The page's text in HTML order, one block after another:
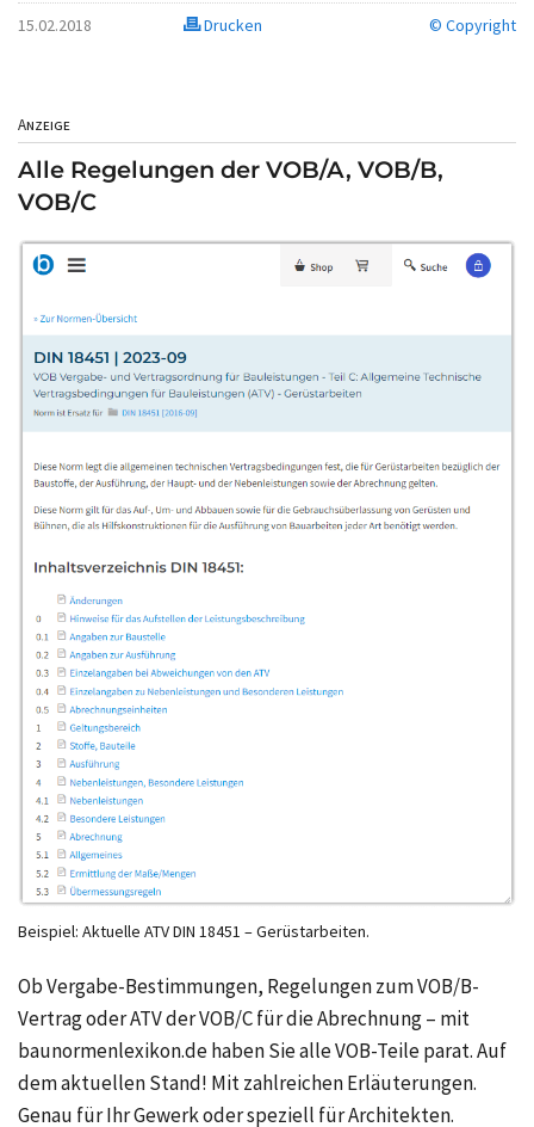
15.02.2018 Drucken © Copyright
Anzeige
Alle Regelungen der VOB/A, VOB/B,
VOB/C
Beispiel: Aktuelle ATV DIN 18451 – Gerüstarbeiten.
Ob Vergabe-Bestimmungen, Regelungen zum VOB/B-
Vertrag oder ATV der VOB/C für die Abrechnung – mit
baunormenlexikon.de haben Sie alle VOB-Teile parat. Auf
dem aktuellen Stand! Mit zahlreichen Erläuterungen.
Genau für Ihr Gewerk oder speziell für Architekten.